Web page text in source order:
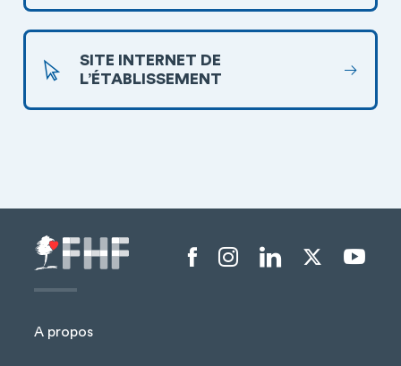
SITE INTERNET DE
L’ÉTABLISSEMENT
A propos
Menu liens sociaux